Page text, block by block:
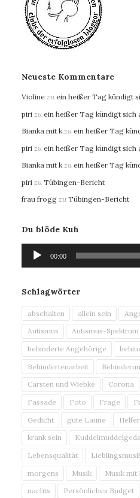
Neueste Kommentare
Violine zu ein heißer Tag kündigt
piri zu ein heißer Tag kündigt sich
Bianka mit k zu ein heißer Tag
piri zu ein heißer Tag kündigt sich
Bianka mit k zu ein heißer Tag
piri zu Tübingen-Bericht
frau frogg zu Tübingen-Bericht
Du blöde Kuh
Audio-
Player
00:00
Schlagwörter
abschalten allein sein
Autismus
Autismus-Spektrum
behinderte Angehörige
Behindertenarbeit
Carsten und Wiebke
Corona
Fassade
Foto Frage
Gedicht
gute Laune Helfer
krank sein
Lebensqualität
morgens
Musik Musik mit
nachts
Persönliches Budget